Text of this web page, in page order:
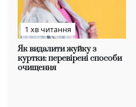
1 хв читання
Як видалити жуйку з
куртки: перевірені способи
очищення